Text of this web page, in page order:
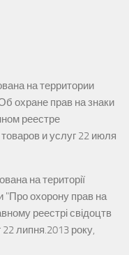
на территории
охране прав на знаки
реестре
и услуг 22 июля
на території
"Про охорону прав на
реестрі свідоцтв
22 липня.2013 року,